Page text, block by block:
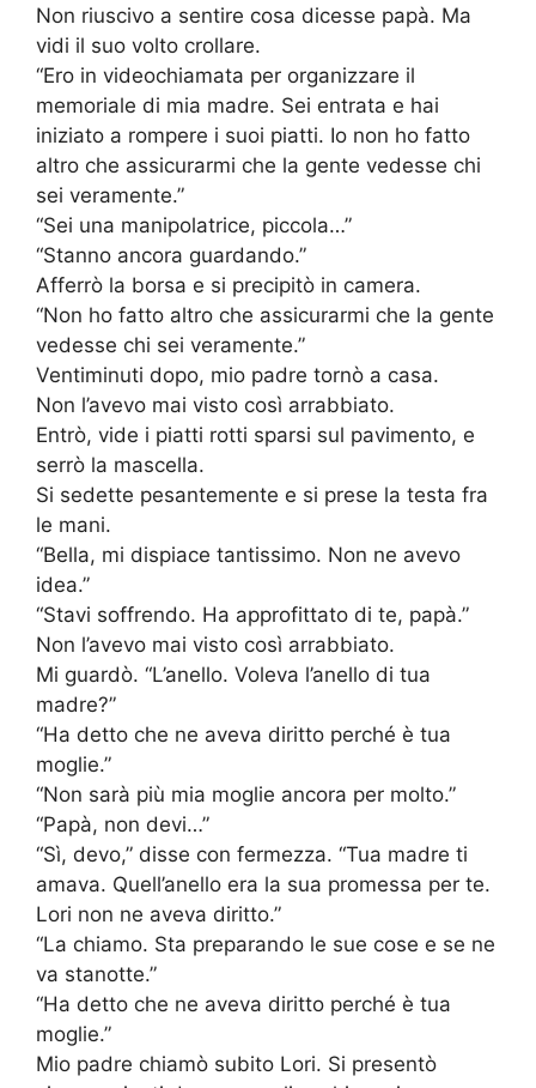
Non riuscivo a sentire cosa dicesse papà. Ma
vidi il suo volto crollare.
“Ero in videochiamata per organizzare il
memoriale di mia madre. Sei entrata e hai
iniziato a rompere i suoi piatti. Io non ho fatto
altro che assicurarmi che la gente vedesse chi
sei veramente.”
“Sei una manipolatrice, piccola…”
“Stanno ancora guardando.”
Afferrò la borsa e si precipitò in camera.
“Non ho fatto altro che assicurarmi che la gente
vedesse chi sei veramente.”
Ventiminuti dopo, mio padre tornò a casa.
Non l’avevo mai visto così arrabbiato.
Entrò, vide i piatti rotti sparsi sul pavimento, e
serrò la mascella.
Si sedette pesantemente e si prese la testa fra
le mani.
“Bella, mi dispiace tantissimo. Non ne avevo
idea.”
“Stavi soffrendo. Ha approfittato di te, papà.”
Non l’avevo mai visto così arrabbiato.
Mi guardò. “L’anello. Voleva l’anello di tua
madre?”
“Ha detto che ne aveva diritto perché è tua
moglie.”
“Non sarà più mia moglie ancora per molto.”
“Papà, non devi…”
“Sì, devo,” disse con fermezza. “Tua madre ti
amava. Quell’anello era la sua promessa per te.
Lori non ne aveva diritto.”
“La chiamo. Sta preparando le sue cose e se ne
va stanotte.”
“Ha detto che ne aveva diritto perché è tua
moglie.”
Mio padre chiamò subito Lori. Si presentò